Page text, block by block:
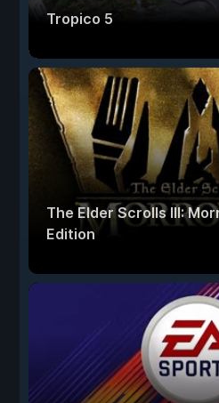
Tropico 5
The Elder Scrolls III:
Edition